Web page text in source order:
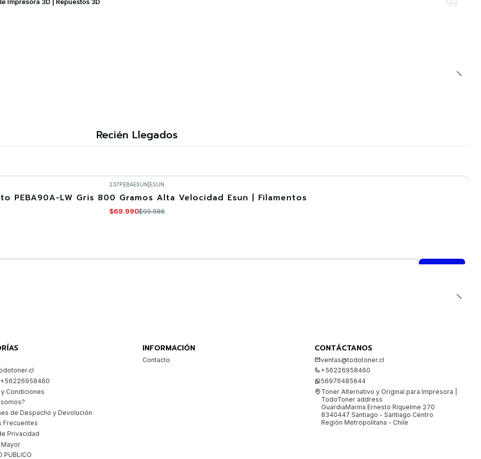
Impresora 3D | Repuestos 3D
Recién Llegados
237PEBAESUN ESUN
PEBA90A-LW Gris 800 Gramos Alta Velocidad Esun | Filamentos
$69.990$99.986
Condiciones
de Despacho y Devolución
Frecuentes
Privacidad
PUBLICO
INFORMACIÓN
Contacto
CONTÁCTANOS
ventas@todotoner.cl
+56226958460
56976485644
Toner Alternativo y Original para Impresora |
TodoToner address
GuardiaMarina Ernesto Riquelme 270
8340447 Santiago - Santiago Centro
Región Metropolitana - Chile